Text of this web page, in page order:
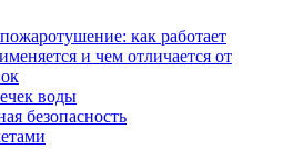
как работает
и чем отличается от
воды
безопасность